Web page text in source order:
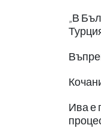
„В
Ива е